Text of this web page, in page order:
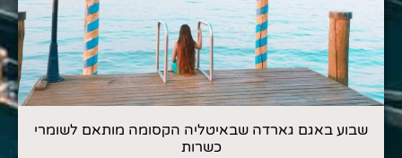
שבוע באגם גארדה שבאיטליה הקסומה מותאם לשומרי
כשרות